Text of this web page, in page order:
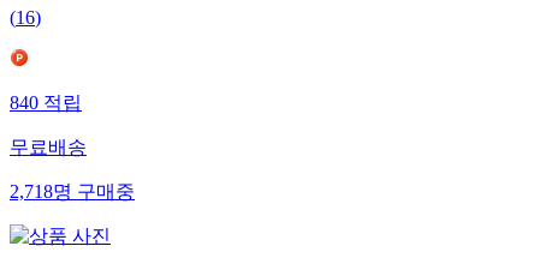
(16)
840적립
무료배송
2,718명구매중